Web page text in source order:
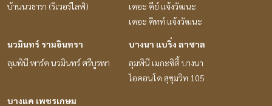
บ้านนวธารา (ริเวอร์ไลฟ์)
เดอะ คีย์ แจ้งวัฒนะ
เดอะ คิทท์ แจ้งวัฒนะ
นวมินทร์ รามอินทรา
ลุมพินี พาร์ค นวมินทร์ ศรีบูรพา
บางนา แบริ่ง ลาซาล
ลุมพินี เมกะซิตี้ บางนา
ไอคอนโด สุขุมวิท 105
บางแค เพชรเกษม